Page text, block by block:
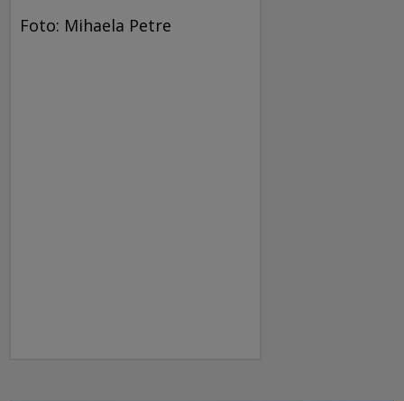
Foto: Mihaela Petre